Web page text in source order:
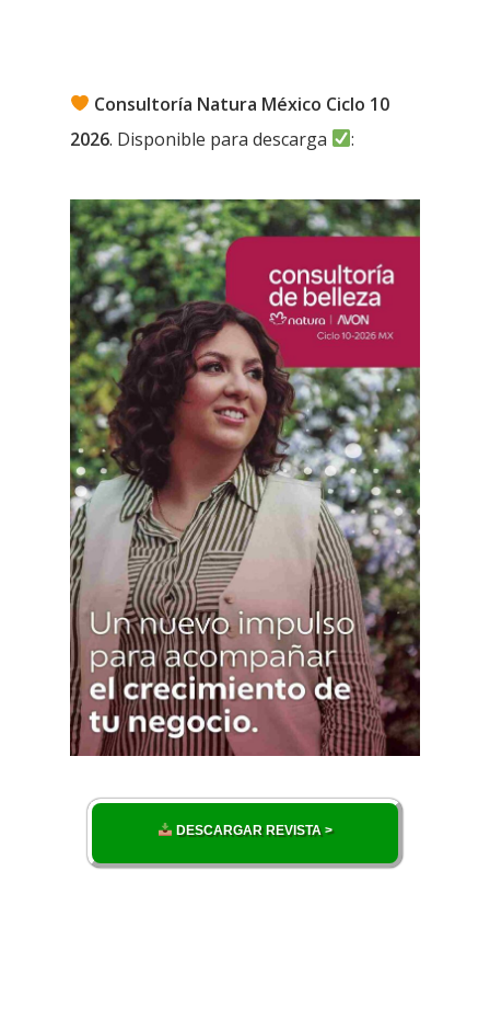
Consultoría Natura México Ciclo 10
2026. Disponible para descarga :
DESCARGAR REVISTA >